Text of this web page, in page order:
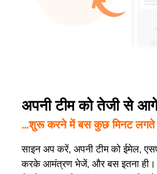
अपनी टीम को तेजी से
...शुरू करने में बस कुछ मिनट लगते
साइन अप करें, अपनी टीम को ईमेल,
करके आमंत्रण भेजें, और बस इतना